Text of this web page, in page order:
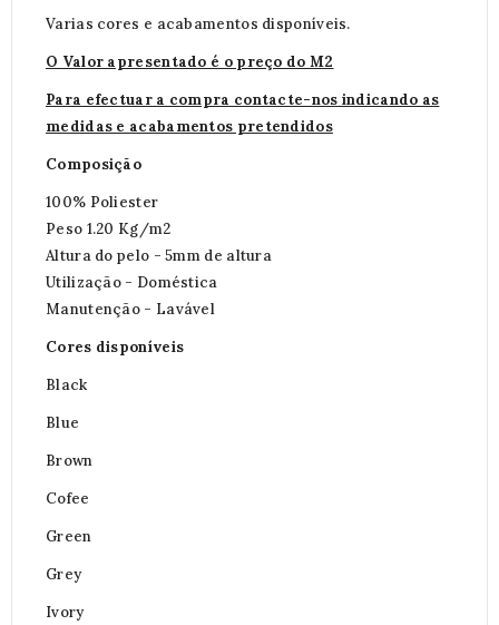
Varias cores e acabamentos disponíveis.
O Valor apresentado é o preço do M2
Para efectuar a compra contacte-nos indicando as
medidas e acabamentos pretendidos
Composição
100% Poliester
Peso 1.20 Kg/m2
Altura do pelo - 5mm de altura
Utilização - Doméstica
Manutenção - Lavável
Cores disponíveis
Black
Blue
Brown
Cofee
Green
Grey
Ivory